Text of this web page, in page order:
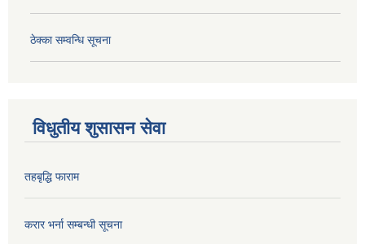
ठेक्का सम्वन्धि सूचना
विधुतीय शुसासन सेवा
तहबृद्धि फाराम
करार भर्ना सम्बन्धी सूचना